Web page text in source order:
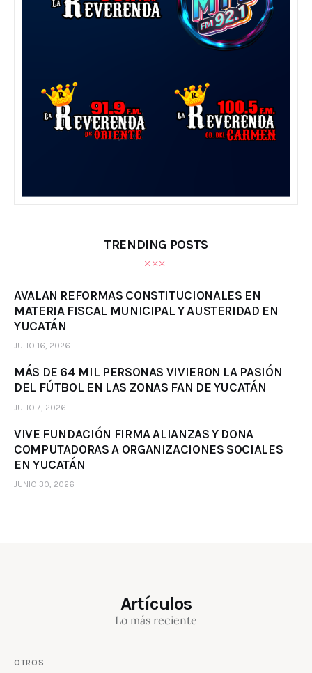
TRENDING POSTS
AVALAN REFORMAS CONSTITUCIONALES EN
MATERIA FISCAL MUNICIPAL Y AUSTERIDAD EN
YUCATÁN
JULIO 16, 2026
MÁS DE 64 MIL PERSONAS VIVIERON LA PASIÓN
DEL FÚTBOL EN LAS ZONAS FAN DE YUCATÁN
JULIO 7, 2026
VIVE FUNDACIÓN FIRMA ALIANZAS Y DONA
COMPUTADORAS A ORGANIZACIONES SOCIALES
EN YUCATÁN
JUNIO 30, 2026
Artículos
Lo más reciente
OTROS